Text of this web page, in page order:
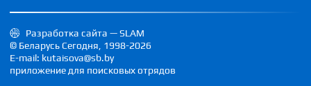
Разработка сайта — SLAM
© Беларусь Сегодня, 1998-2026
E-mail: kutaisova@sb.by
приложение для поисковых отрядов